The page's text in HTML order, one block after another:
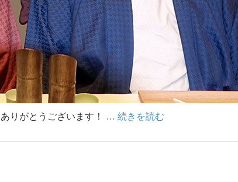
りがとうございます！ … 続きを読む